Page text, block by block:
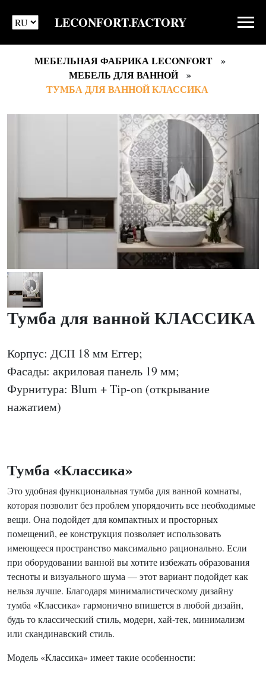
LECONFORT.FACTORY
МЕБЕЛЬНАЯ ФАБРИКА LECONFORT
МЕБЕЛЬ ДЛЯ ВАННОЙ
ТУМБА ДЛЯ ВАННОЙ КЛАССИКА
Тумба для ванной КЛАССИКА
Корпус: ДСП 18 мм Еггер;
Фасады: акриловая панель 19 мм;
Фурнитура: Blum + Tip-on (открывание
нажатием)
Тумба «Классика»
Это удобная функциональная тумба для ванной комнаты,
которая позволит без проблем упорядочить все необходимые
вещи. Она подойдет для компактных и просторных
помещений, ее конструкция позволяет использовать
имеющееся пространство максимально рационально. Если
при оборудовании ванной вы хотите избежать образования
тесноты и визуального шума — этот вариант подойдет как
нельзя лучше. Благодаря минималистическому дизайну
тумба «Классика» гармонично впишется в любой дизайн,
будь то классический стиль, модерн, хай-тек, минимализм
или скандинавский стиль.
Модель «Классика» имеет такие особенности: